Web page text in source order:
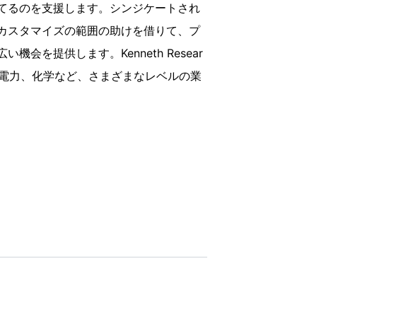
るのを支援します。シンジケートされ
スタマイズの範囲の助けを借りて、プ
い機会を提供します。Kenneth Resear
力、化学など、さまざまなレベルの業